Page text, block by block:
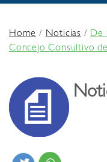
Home/Noticias /De
Concejo Consultivo